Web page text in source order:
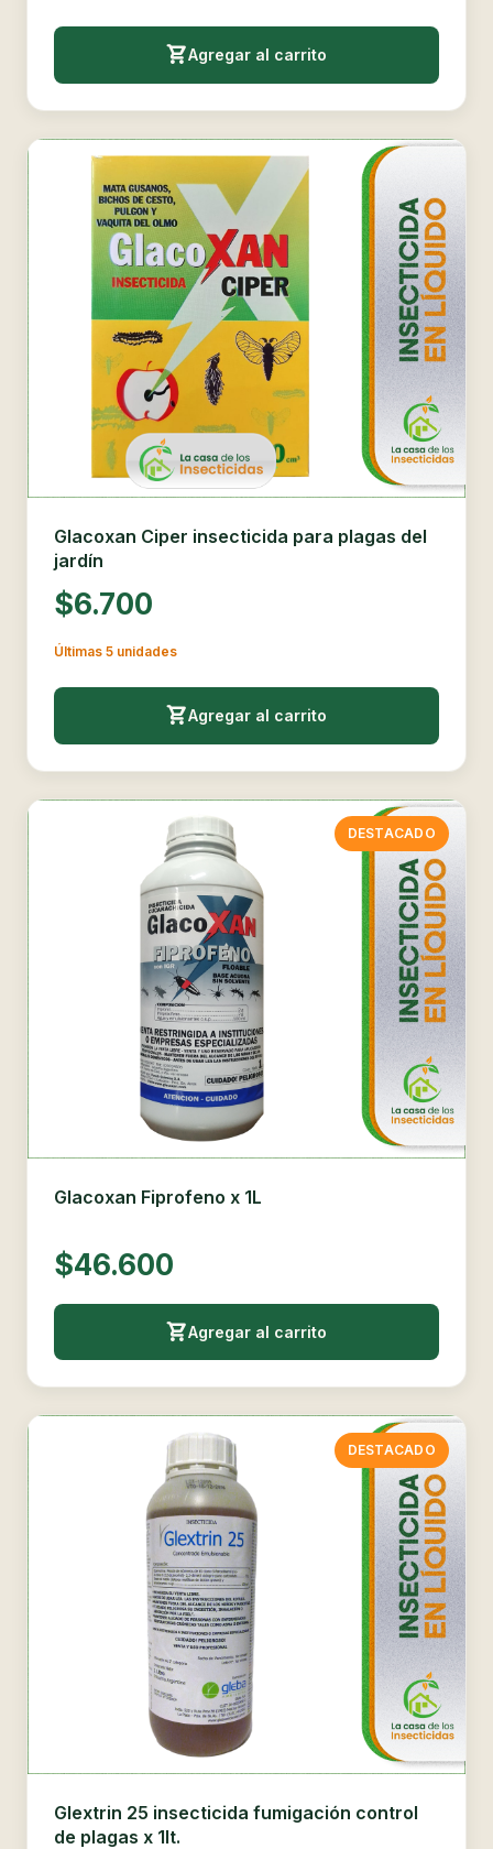
Agregar al carrito
Glacoxan Ciper insecticida para plagas del
jardín
$6.700
Últimas 5 unidades
Agregar al carrito
DESTACADO
Glacoxan Fiprofeno x 1L
$46.600
Agregar al carrito
DESTACADO
Glextrin 25 insecticida fumigación control
de plagas x 1lt.